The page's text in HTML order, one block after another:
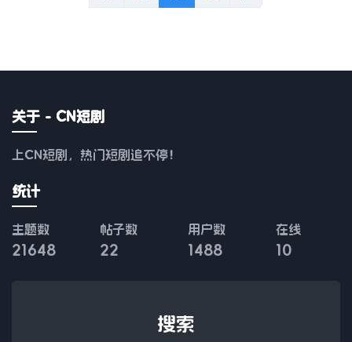
关于 - CN短剧
上CN短剧，热门短剧追不停！
统计
主题数
21648
帖子数
22
用户数
1488
在线
10
搜索